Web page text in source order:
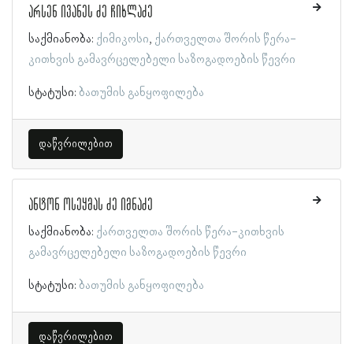
არსენ ივანეს ძე ჩიხლაძე
საქმიანობა: ქიმიკოსი ქართველთა შორის წერა-
კითხვის გამავრცელებელი საზოგადოების წევრი
სტატუსი: ბათუმის განყოფილება
დაწვრილებით
ანტონ ოსეყმას ძე იმნაძე
საქმიანობა: ქართველთა შორის წერა-კითხვის
გამავრცელებელი საზოგადოების წევრი
სტატუსი: ბათუმის განყოფილება
დაწვრილებით